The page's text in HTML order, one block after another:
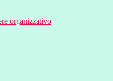
organizzativo